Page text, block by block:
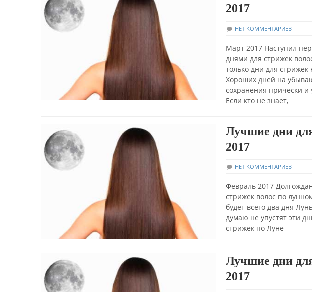
2017
НЕТ КОММЕНТАРИЕВ
Март 2017 Наступил
днями для стрижек
только дни для
Хороших дней на
сохранения прически и
Если кто не знает,
Лучшие дни
2017
НЕТ КОММЕНТАРИЕВ
Февраль 2017
стрижек волос по
будет всего два дня
думаю не упустят эти
стрижек по Луне
Лучшие дни
2017